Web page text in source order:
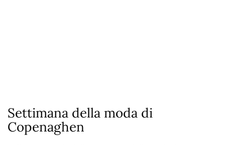
Settimana della moda di
Copenaghen